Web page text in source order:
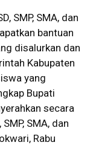
SMP, SMA, dan
bantuan
disalurkan dan
Kabupaten
yang
Bupati
secara
SMA, dan
Rabu